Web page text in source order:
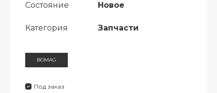
Состояние Новое
Категория Запчасти
BOMAG
Под заказ